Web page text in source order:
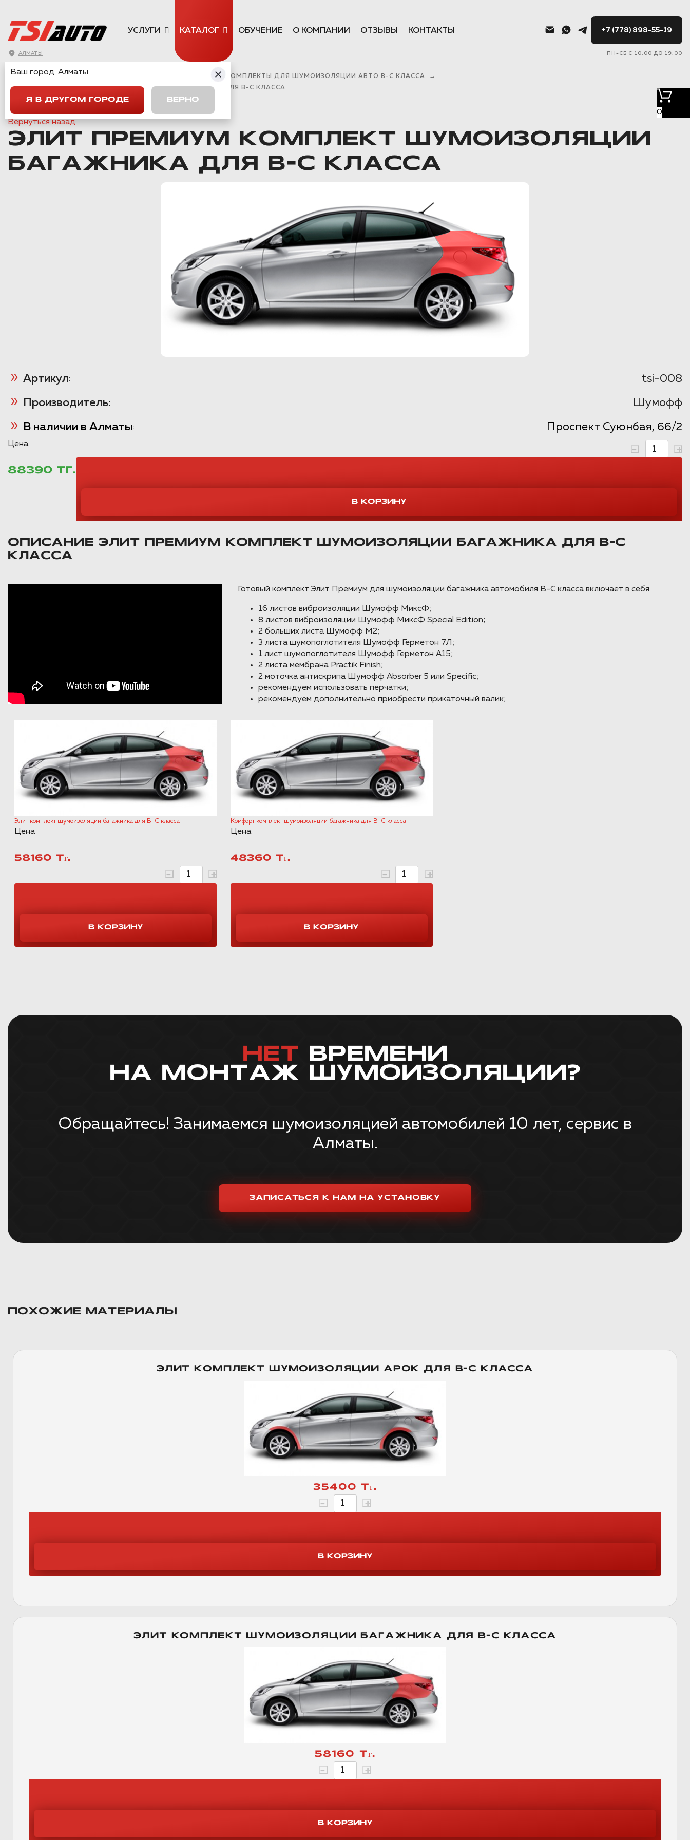
АЛМАТЫ
УСЛУГИ КАТАЛОГ ОБУЧЕНИЕ О КОМПАНИИ ОТЗЫВЫ КОНТАКТЫ +7 (778) 898-55-19
ПН-СБ С 10:00 ДО 19:00
0
ГЛАВНАЯ → КАТАЛОГ → КОМПЛЕКТЫ ДЛЯ ШУМОИЗОЛЯЦИИ АВТО В-С КЛАССА
→
ЭЛИТ ПРЕМИУМ КОМПЛЕКТ ШУМОИЗОЛЯЦИИ БАГАЖНИКА ДЛЯ B-C КЛАССА
Вернуться назад
ЭЛИТ ПРЕМИУМ КОМПЛЕКТ ШУМОИЗОЛЯЦИИ
БАГАЖНИКА ДЛЯ B-C КЛАССА
Артикул: tsi-008
Производитель: Шумофф
В наличии в Алматы: Проспект Суюнбая, 66/2
Цена
88390 ТГ.
ОПИСАНИЕ ЭЛИТ ПРЕМИУМ КОМПЛЕКТ ШУМОИЗОЛЯЦИИ БАГАЖНИКА ДЛЯ B-C
КЛАССА
Готовый комплект Элит Премиум для шумоизоляции багажника автомобиля B-C класса включает в себя:
16 листов виброизоляции Шумофф МиксФ;
8 листов виброизоляции Шумофф МиксФ Special Edition;
2 больших листа Шумофф М2;
3 листа шумопоглотителя Шумофф Герметон 7Л;
1 лист шумопоглотителя Шумофф Герметон А15;
2 листа мембрана Practik Finish;
2 моточка антискрипа Шумофф Absorber 5 или Specific;
рекомендуем использовать перчатки;
рекомендуем дополнительно приобрести прикаточный валик;
Элит комплект шумоизоляции багажника для B-C класса
Цена
58160 Тг.
Комфорт комплект шумоизоляции багажника для B-C класса
Цена
48360 Тг.
НЕТ ВРЕМЕНИ
НА МОНТАЖ ШУМОИЗОЛЯЦИИ?
Обращайтесь! Занимаемся шумоизоляцией автомобилей 10 лет, сервис в
Алматы.
ЗАПИСАТЬСЯ К НАМ НА УСТАНОВКУ
ПОХОЖИЕ МАТЕРИАЛЫ
ЭЛИТ КОМПЛЕКТ ШУМОИЗОЛЯЦИИ АРОК ДЛЯ B-C КЛАССА
35400 Тг.
ЭЛИТ КОМПЛЕКТ ШУМОИЗОЛЯЦИИ БАГАЖНИКА ДЛЯ B-C КЛАССА
58160 Тг.
Ваш город: Алматы
Я В ДРУГОМ ГОРОДЕ ВЕРНО